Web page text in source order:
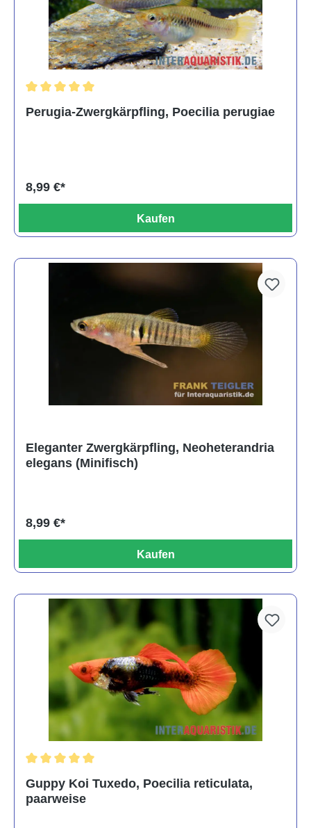
Perugia-Zwergkärpfling, Poecilia perugiae
8,99 €*
Kaufen
Eleganter Zwergkärpfling, Neoheterandria
elegans (Minifisch)
8,99 €*
Kaufen
Guppy Koi Tuxedo, Poecilia reticulata,
paarweise